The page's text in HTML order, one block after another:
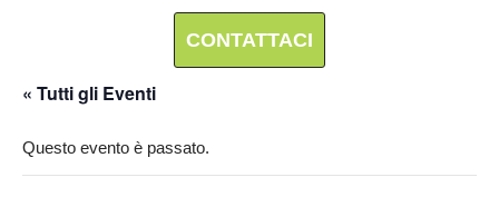
CONTATTACI
« Tutti gli Eventi
Questo evento è passato.